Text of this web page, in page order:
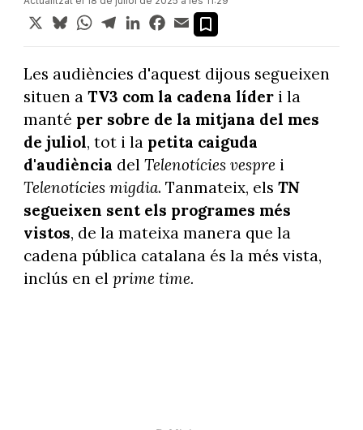
X BlueskyWhatsApp
TelegramLinkedInFacebook
Email
Les audiències d'aquest dijous segueixen
situen a TV3 com la cadena líderi la
manté per sobre de la mitjana del mes
de juliol, tot i la petita caiguda
d'audiència del Telenotícies vesprei
Telenotícies migdia. Tanmateix, els TN
segueixen sent els programes més
vistos, de la mateixa manera que la
cadena pública catalana és la més vista,
inclús en el prime time.